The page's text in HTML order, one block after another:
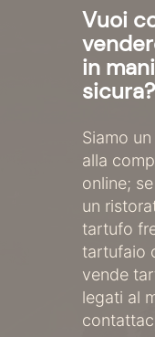
Vuoi
in
sicura?
Siamo
alla
online;
un
tartufo
tartufaio
vende
legati al